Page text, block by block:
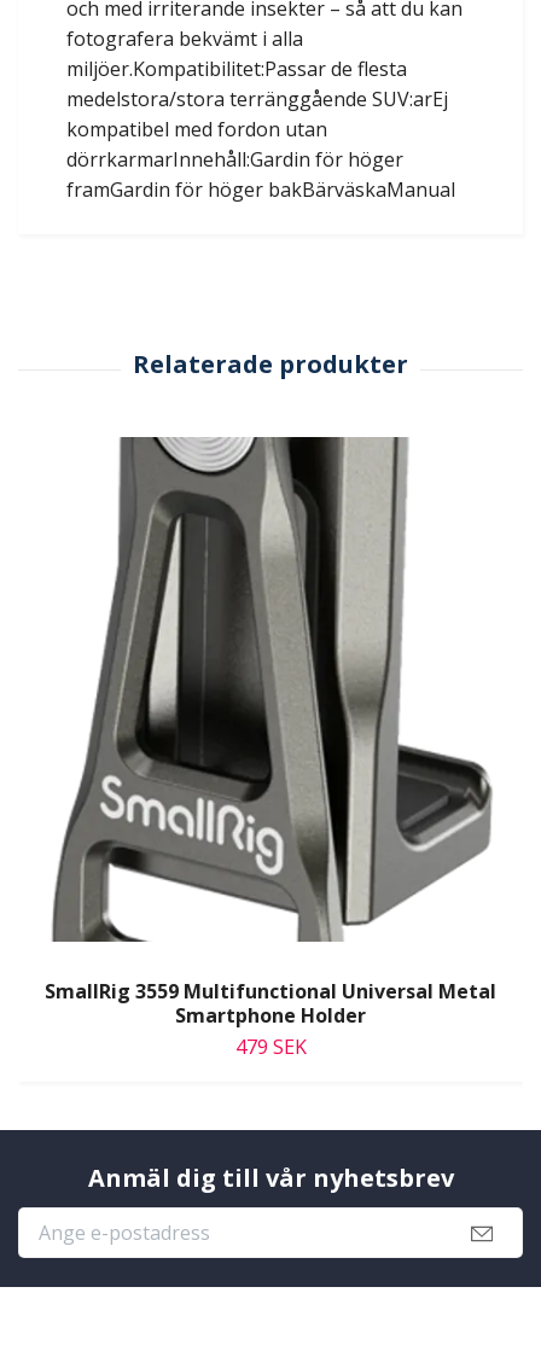
och med irriterande insekter – så att du kan
fotografera bekvämt i alla
miljöer.Kompatibilitet:Passar de flesta
medelstora/stora terränggående SUV:arEj
kompatibel med fordon utan
dörrkarmarInnehåll:Gardin för höger
framGardin för höger bakBärväskaManual
SmallRig 3559 Multifunctional Universal Metal
Smartphone Holder
479 SEK
Anmäl dig till vår nyhetsbrev